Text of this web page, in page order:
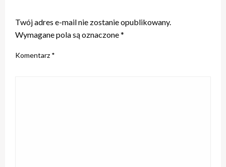
Twój adres e-mail nie zostanie opublikowany.
Wymagane pola są oznaczone*
Komentarz *